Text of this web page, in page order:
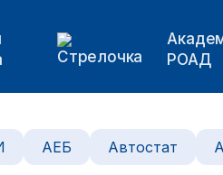
РОАД
АЕБ Автостат